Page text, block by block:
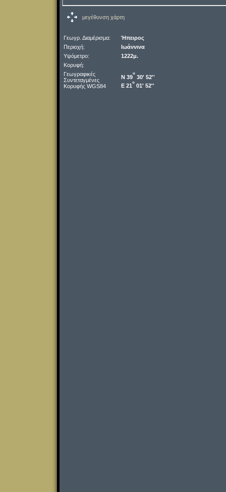
μεγέθυνση χάρτη
Γεωγρ. Διαμέρισμα:
Ήπειρος
Περιοχή:
Ιωάννινα
Υψόμετρο:
1222μ.
Κορυφή:
Γεωγραφικές
Συντεταγμένες
Κορυφής WGS84
Ν 39
o
30' 52''
Ε 21
o
01' 52''